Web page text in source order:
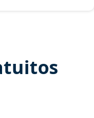
mais cobrados, material